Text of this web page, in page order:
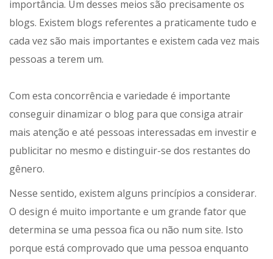
importância. Um desses meios são precisamente os
blogs. Existem blogs referentes a praticamente tudo e
cada vez são mais importantes e existem cada vez mais
pessoas a terem um.
Com esta concorrência e variedade é importante
conseguir dinamizar o blog para que consiga atrair
mais atenção e até pessoas interessadas em investir e
publicitar no mesmo e distinguir-se dos restantes do
gênero.
Nesse sentido, existem alguns princípios a considerar.
O design é muito importante e um grande fator que
determina se uma pessoa fica ou não num site. Isto
porque está comprovado que uma pessoa enquanto